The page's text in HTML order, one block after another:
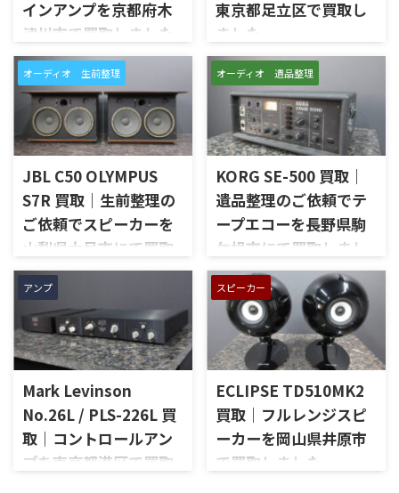
インアンプを京都府木
津川市で買取しました
京都府木津川市で、SANSUIの
プリメインアンプ「AU-D907
LIMITED」を出張買取させてい
ただきました。今回のお品物
は、AU-D907をベースに各部の
高品位化が図られたLimitedモ
デルで、左右チャンネルの音出
し状態、入力切替、ボリュー
ム、トーンコントロール、フォ
ノ入力、スピーカー出力、Pre
Out、Main Amp入力、外観コ
付属品の有無を確認しながら
査定いたしました。 買取商
品：SANSUI AU-D907 LIMITED
メーカー：SANSUI / 山水 / ...
東京都足立区で買取し
ました
東京都足立区で、McIntoshの
コントロールアンプ「C712」
を出張買取させていただきま
した。今回のお品物は、
McIntoshらしいガラスパネル
デザインとリモート操作機能
を備えた2chソリッドステート
式のコントロールアンプで、左
右チャンネルの音出し、入力
切替、ボリューム、トーンコン
トロール、MMフォノ入力、バ
外観コンディション、リモコン
など付属品の有無を確認しな
がら査定いたしました。 買取
商品：McIntosh C712 メーカ
ー：McIntosh / マッキントッ
オーディオ 生前整理
JBL C50 OLYMPUS
S7R 買取｜生前整理の
ご依頼でスピーカーを
山梨県大月市にて買取
しました
山梨県大月市で、生前整理に伴
いJBLの大型スピーカー「C50
OLYMPUS S7R」を出張買取さ
せていただきました。今回の
お品物は、長年大切に音楽を
楽しまれてきたご本人様より、
オーディオ機器の整理を進めた
いとのご相談をいただいたも
のです。 JBL C50 OLYMPUS
S7Rは、Olympus専用エンクロ
オーディオ 遺品整理
KORG SE-500 買取｜
遺品整理のご依頼でテ
ープエコーを長野県駒
ケ根市にて買取しまし
た
長野県駒ケ根市で、遺品整理に
伴いKORGのテープエコー
「SE-500 Stage Echo」を出張
買取させていただきました。
今回のお品物は、前オーナー
様が大切に保管されていたヴ
ィンテージのテープエコーで、
ご家族様より「価値があるも
のか分からないので、処分する
前に見てほしい」とご相談い
アンプ
Mark Levinson
No.26L / PLS-226L 買
取｜コントロールアン
プを東京都港区で買取
スピーカー
ECLIPSE TD510MK2
買取｜フルレンジスピ
ーカーを岡山県井原市
で買取しました